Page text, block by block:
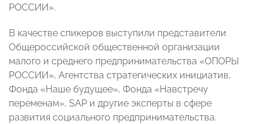
РОССИИ».
В качестве спикеров выступили представители
Общероссийской общественной организации
малого и среднего предпринимательства «ОПОРЫ
РОССИИ», Агентства стратегических инициатив,
Фонда «Наше будущее», Фонда «Навстречу
переменам», SAP и другие эксперты в сфере
развития социального предпринимательства.